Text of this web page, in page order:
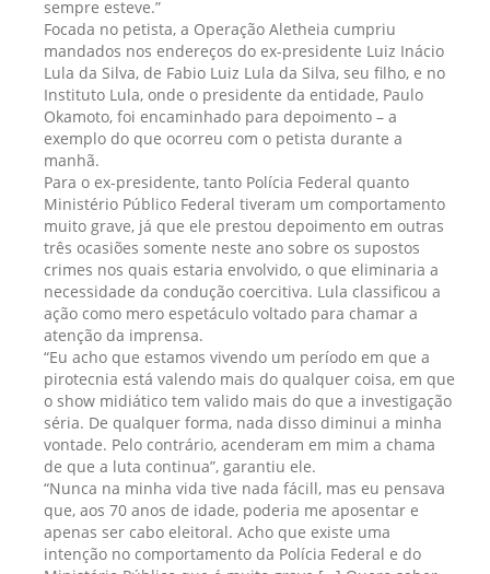
sempre esteve.”
Focada no petista, a Operação Aletheia cumpriu
mandados nos endereços do ex-presidente Luiz Inácio
Lula da Silva, de Fabio Luiz Lula da Silva, seu filho, e no
Instituto Lula, onde o presidente da entidade, Paulo
Okamoto, foi encaminhado para depoimento – a
exemplo do que ocorreu com o petista durante a
manhã.
Para o ex-presidente, tanto Polícia Federal quanto
Ministério Público Federal tiveram um comportamento
muito grave, já que ele prestou depoimento em outras
três ocasiões somente neste ano sobre os supostos
crimes nos quais estaria envolvido, o que eliminaria a
necessidade da condução coercitiva. Lula classificou a
ação como mero espetáculo voltado para chamar a
atenção da imprensa.
“Eu acho que estamos vivendo um período em que a
pirotecnia está valendo mais do qualquer coisa, em que
o show midiático tem valido mais do que a investigação
séria. De qualquer forma, nada disso diminui a minha
vontade. Pelo contrário, acenderam em mim a chama
de que a luta continua”, garantiu ele.
“Nunca na minha vida tive nada fácill, mas eu pensava
que, aos 70 anos de idade, poderia me aposentar e
apenas ser cabo eleitoral. Acho que existe uma
intenção no comportamento da Polícia Federal e do